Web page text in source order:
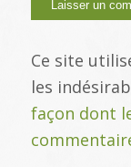
Ce site
les
façon dont